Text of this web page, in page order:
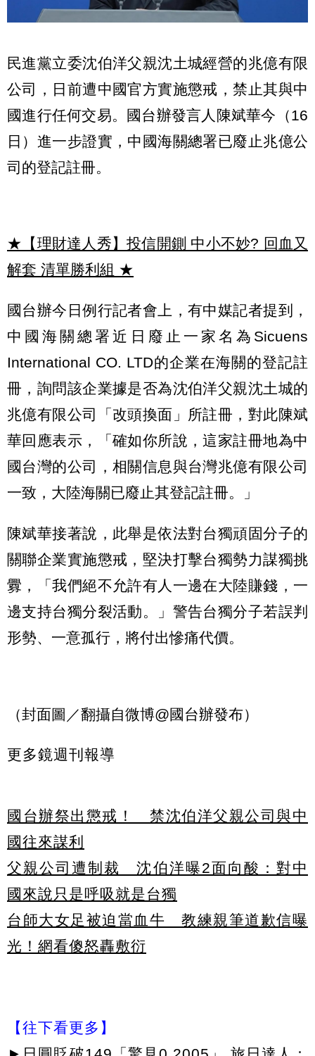
民進黨立委沈伯洋父親沈土城經營的兆億有限
公司，日前遭中國官方實施懲戒，禁止其與中
國進行任何交易。國台辦發言人陳斌華今（16
日）進一步證實，中國海關總署已廢止兆億公
司的登記註冊。
★【理財達人秀】投信開鍘 中小不妙? 回血又
解套 清單勝利組 ★
國台辦今日例行記者會上，有中媒記者提到，
中國海關總署近日廢止一家名為Sicuens
International CO. LTD的企業在海關的登記註
冊，詢問該企業據是否為沈伯洋父親沈土城的
兆億有限公司「改頭換面」所註冊，對此陳斌
華回應表示，「確如你所說，這家註冊地為中
國台灣的公司，相關信息與台灣兆億有限公司
一致，大陸海關已廢止其登記註冊。」
陳斌華接著說，此舉是依法對台獨頑固分子的
關聯企業實施懲戒，堅決打擊台獨勢力謀獨挑
釁，「我們絕不允許有人一邊在大陸賺錢，一
邊支持台獨分裂活動。」警告台獨分子若誤判
形勢、一意孤行，將付出慘痛代價。
（封面圖／翻攝自微博@國台辦發布）
更多鏡週刊報導
國台辦祭出懲戒！ 禁沈伯洋父親公司與中
國往來謀利
父親公司遭制裁 沈伯洋曝2面向酸：對中
國來說只是呼吸就是台獨
台師大女足被迫當血牛 教練親筆道歉信曝
光！網看傻怒轟敷衍
【往下看更多】